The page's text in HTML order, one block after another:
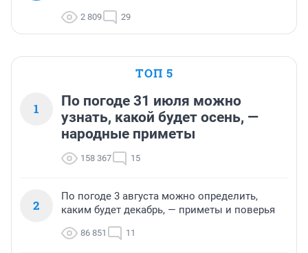
2 809 29
ТОП 5
1
По погоде 31 июля можно
узнать, какой будет осень, —
народные приметы
158 367 15
2
По погоде 3 августа можно определить,
каким будет декабрь, — приметы и поверья
86 851 11